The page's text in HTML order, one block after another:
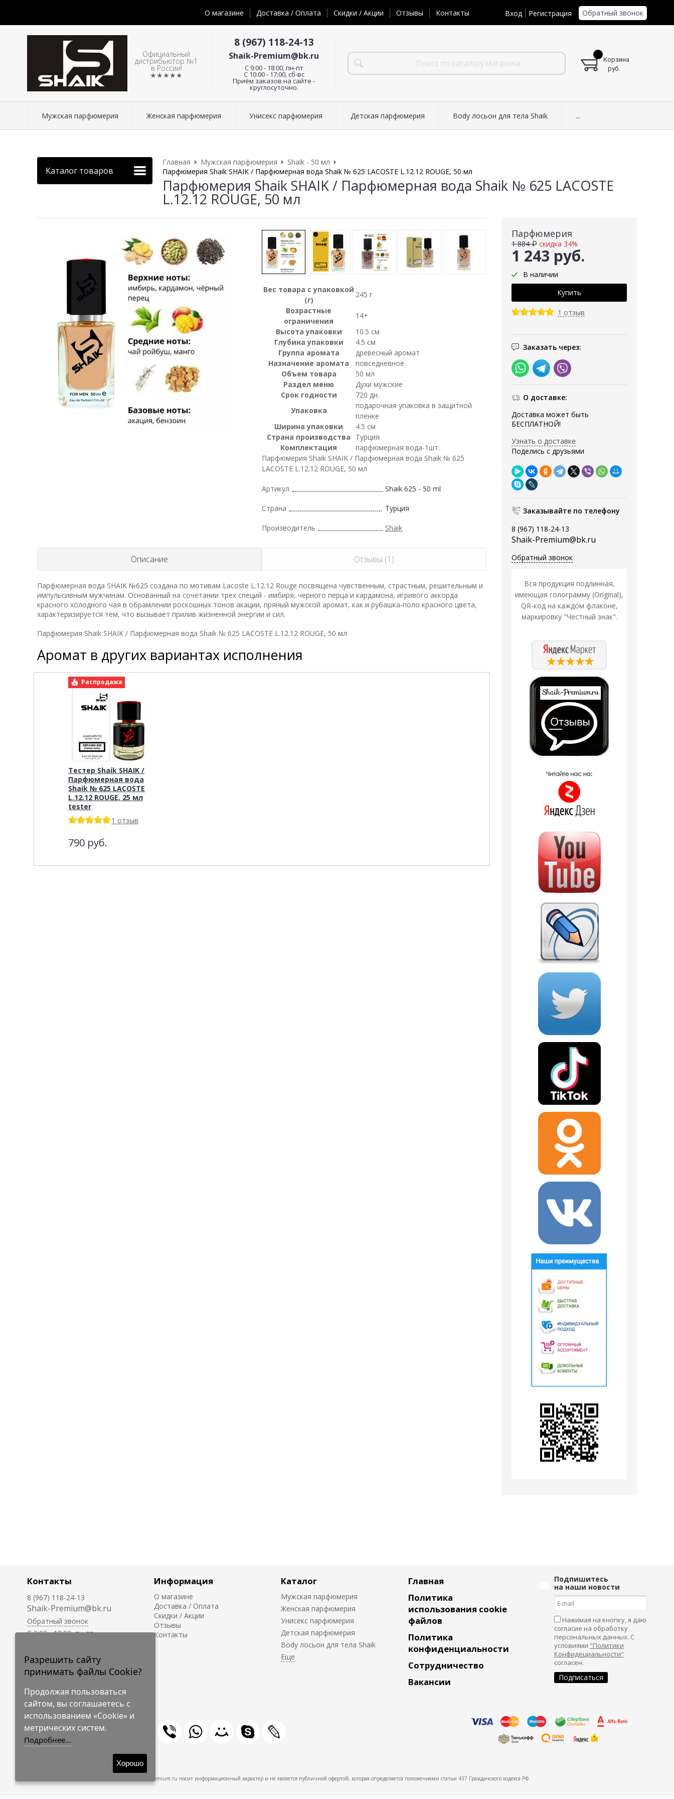
О магазине Доставка / Оплата Скидки / Акции Отзывы Контакты Вход Регистрация Обратный звонок
Официальный
дистрибьютор №1
в России!
★★★★★
8 (967) 118-24-13
Shaik-Premium@bk.ru
C 9:00 - 18:00, пн-пт
С 10:00 - 17:00, сб-вс
Приём заказов на сайте -
круглосуточно.
Корзина
руб.
Мужская парфюмерия Женская парфюмерия Унисекс парфюмерия Детская парфюмерия Body лосьон для тела Shaik ...
Каталог товаров
Главная Мужская парфюмерия
Shaik - 50 мл
Парфюмерия Shaik SHAIK / Парфюмерная вода Shaik № 625 LACOSTE L.12.12 ROUGE, 50 мл
Парфюмерия Shaik SHAIK / Парфюмерная вода Shaik № 625 LACOSTE
L.12.12 ROUGE, 50 мл
Парфюмерия
1 243 руб.
1 884 ₽ скидка 34%
В наличии
1 отзыв
Заказать через:
О доставке:
Доставка может быть
БЕСПЛАТНОЙ!
Узнать о доставке
Поделись с друзьями
Заказывайте по телефону
8 (967) 118-24-13
Shaik-Premium@bk.ru
Обратный звонок
Вся продукция подлинная,
имеющая голограмму (Original),
QR-код на каждом флаконе,
маркировку "Честный знак".
Вес товара с упаковкой
(г)
245 г
Возрастные
ограничения
14+
Высота упаковки
10.5 см
Глубина упаковки
4.5 см
Группа аромата
древесный аромат
Назначение аромата
повседневное
Объем товара
50 мл
Раздел меню
Духи мужские
Срок годности
720 дн.
Упаковка
подарочная упаковка в защитной
пленке
Ширина упаковки
4.5 см
Страна производства
Турция
Комплектация
парфюмерная вода-1шт.
Парфюмерия Shaik SHAIK / Парфюмерная вода Shaik № 625
LACOSTE L.12.12 ROUGE, 50 мл
Артикул Shaik 625 - 50 ml
Страна Турция
Производитель Shaik
Описание Отзывы (1)
Парфюмерная вода SHAIK №625 создана по мотивам Lacoste L.12.12 Rouge посвящена чувственным, страстным, решительным и
импульсивным мужчинам. Основанный на сочетании трех специй - имбиря, черного перца и кардамона, игривого аккорда
красного холодного чая в обрамлении роскошных тонов акации, пряный мужской аромат, как и рубашка-поло красного цвета,
характеризируется тем, что вызывает прилив жизненной энергии и сил.
Парфюмерия Shaik SHAIK / Парфюмерная вода Shaik № 625 LACOSTE L.12.12 ROUGE, 50 мл
Аромат в других вариантах исполнения
Распродажа
Тестер Shaik SHAIK /
Парфюмерная вода
Shaik № 625 LACOSTE
L.12.12 ROUGE, 25 мл
tester
1 отзыв
790 руб.
Контакты
8 (967) 118-24-13
Shaik-Premium@bk.ru
Обратный звонок
C 9:00 - 18:00, пн-пт
круглосуточно.
Информация
О магазине
Доставка / Оплата
Скидки / Акции
Отзывы
Контакты
Каталог
Мужская парфюмерия
Женская парфюмерия
Унисекс парфюмерия
Детская парфюмерия
Body лосьон для тела Shaik
Главная
Политика
использования cookie
файлов
Политика
конфиденциальности
Сотрудничество
Вакансии
Подпишитесь
на наши новости
Нажимая на кнопку, я даю
согласие на обработку
персональных данных. С
условиями "Политики
Конфидециальности"
согласен.
© 2009-2026 Shaik-Premium
Shaik-Premium.ru носит информационный характер и не является публичной офертой, которая определяется положениями статьи 437 Гражданского кодекса РФ.
Разрешить сайту
принимать файлы Cookie?
Продолжая пользоваться
сайтом, вы соглашаетесь с
использованием «Cookie» и
метрических систем.
Подробнее...
Хорошо